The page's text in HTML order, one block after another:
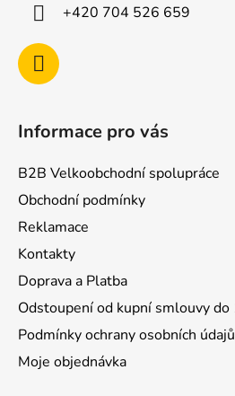
+420 704 526 659
Informace pro vás
B2B Velkoobchodní spolupráce
Obchodní podmínky
Reklamace
Kontakty
Doprava a Platba
Odstoupení od kupní smlouvy do
Podmínky ochrany osobních údajů
Moje objednávka